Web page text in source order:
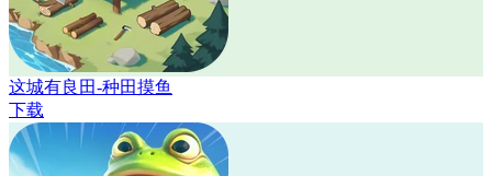
这城有良田-种田摸鱼
下载